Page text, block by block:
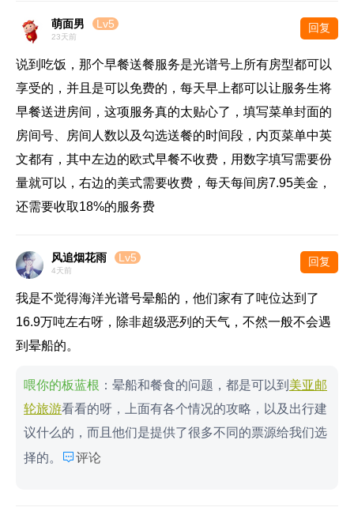
萌面男 Lv5
23天前
回复
说到吃饭，那个早餐送餐服务是光谱号上所有房型都可以
享受的，并且是可以免费的，每天早上都可以让服务生将
早餐送进房间，这项服务真的太贴心了，填写菜单封面的
房间号、房间人数以及勾选送餐的时间段，内页菜单中英
文都有，其中左边的欧式早餐不收费，用数字填写需要份
量就可以，右边的美式需要收费，每天每间房7.95美金，
还需要收取18%的服务费
风追烟花雨 Lv5
4天前
回复
我是不觉得海洋光谱号晕船的，他们家有了吨位达到了
16.9万吨左右呀，除非超级恶列的天气，不然一般不会遇
到晕船的。
喂你的板蓝根 ：晕船和餐食的问题，都是可以到 美亚邮
轮旅游看看的呀，上面有各个情况的攻略，以及出行建
议什么的，而且他们是提供了很多不同的票源给我们选
择的。
评论